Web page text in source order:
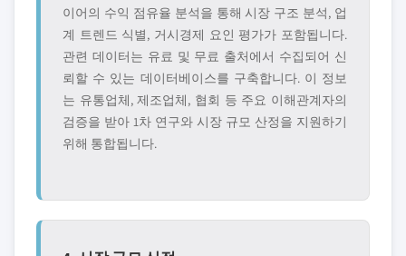
이어의 수익 점유율 분석을 통해 시장 구조 분석, 업
계 트렌드 식별, 거시경제 요인 평가가 포함됩니다.
관련 데이터는 유료 및 무료 출처에서 수집되어 신
뢰할 수 있는 데이터베이스를 구축합니다. 이 정보
는 유통업체, 제조업체, 협회 등 주요 이해관계자의
검증을 받아 1차 연구와 시장 규모 산정을 지원하기
위해 통합됩니다.